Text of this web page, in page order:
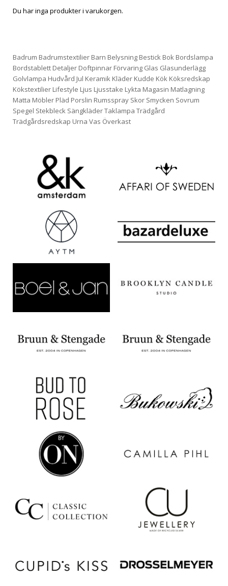
Du har inga produkter i varukorgen.
Badrum Badrumstextilier Barn Belysning Bestick Bok Bordslampa
Bordstablett Detaljer Doftpinnar Förvaring Glas Glasunderlägg
Golvlampa Hudvård Jul Keramik Kläder Kudde Kök Köksredskap
Kökstextilier Lifestyle Ljus Ljusstake Lykta Magasin Matlagning
Matta Möbler Pläd Porslin Rumsspray Skor Smycken Sovrum
Spegel Stekbleck SängkläderTaklampa Trädgård
Trädgårdsredskap Urna Vas Överkast